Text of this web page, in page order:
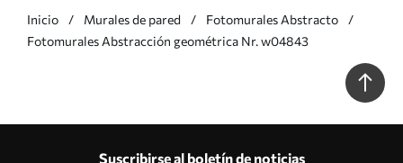
Inicio Murales de pared
Fotomurales Abstracto
Fotomurales Abstracción geométrica Nr. w04843
Suscribirse al boletín de noticias